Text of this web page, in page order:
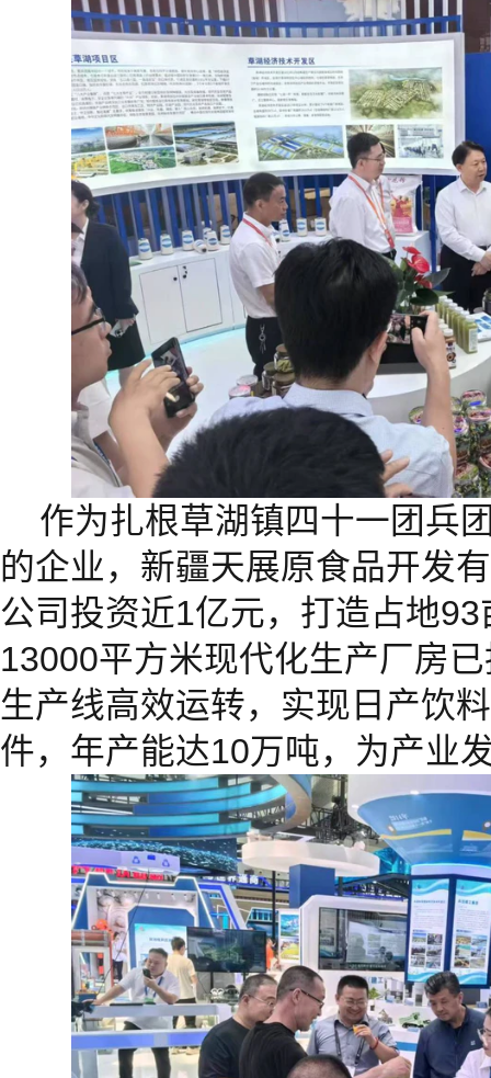
作为扎根草湖镇四十一团兵
的企业，新疆天展原食品开发
公司投资近1亿元，打造占地
13000平方米现代化生产厂房
生产线高效运转，实现日产饮
件，年产能达10万吨，为产业